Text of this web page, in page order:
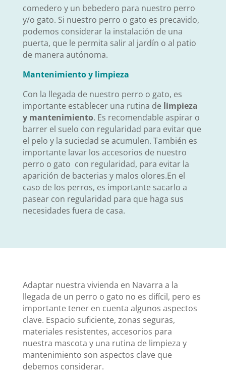
comedero y un bebedero para nuestro perro
y/o gato. Si nuestro perro o gato es precavido,
podemos considerar la instalación de una
puerta, que le permita salir al jardín o al patio
de manera autónoma.
Mantenimiento y limpieza
Con la llegada de nuestro perro o gato, es
importante establecer una rutina de limpieza
y mantenimiento. Es recomendable aspirar o
barrer el suelo con regularidad para evitar que
el pelo y la suciedad se acumulen. También es
importante lavar los accesorios de nuestro
perro o gato con regularidad, para evitar la
aparición de bacterias y malos olores.En el
caso de los perros, es importante sacarlo a
pasear con regularidad para que haga sus
necesidades fuera de casa.
Adaptar nuestra vivienda en Navarra a la
llegada de un perro o gato no es difícil, pero es
importante tener en cuenta algunos aspectos
clave. Espacio suficiente, zonas seguras,
materiales resistentes, accesorios para
nuestra mascota y una rutina de limpieza y
mantenimiento son aspectos clave que
debemos considerar.